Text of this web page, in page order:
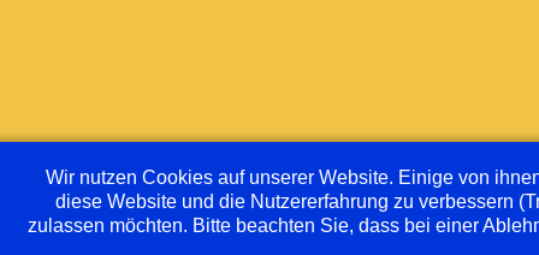
Wir nutzen Cookies auf unserer Website. Einige von
diese Website und die Nutzererfahrung zu verbessern
zulassen möchten. Bitte beachten Sie, dass bei einer